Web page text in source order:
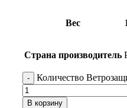
Вес
Страна производитель
Количество
В корзину